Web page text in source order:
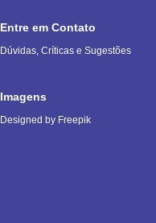
Entre em Contato
Dúvidas, Críticas e Sugestões
Imagens
Designed by Freepik